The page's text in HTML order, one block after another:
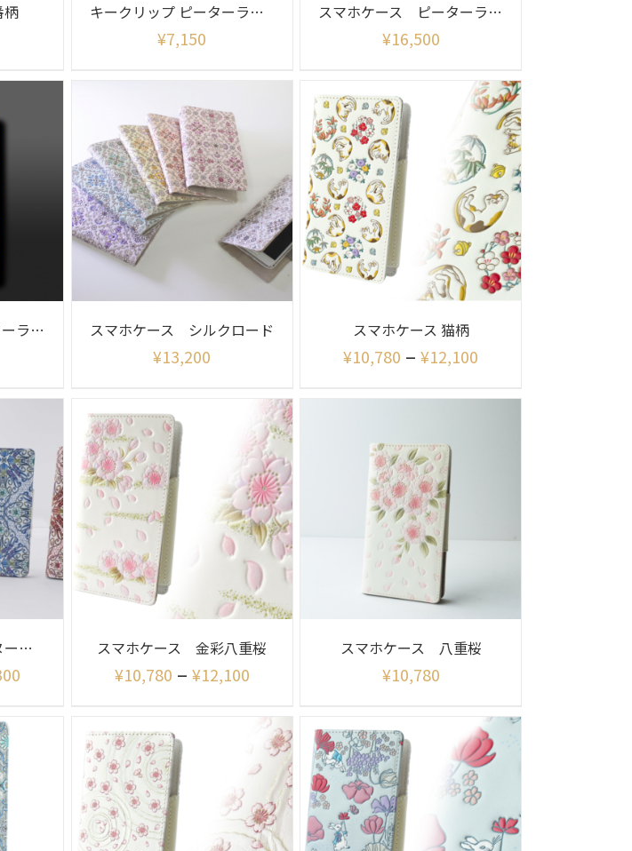
柄 キークリップ ピーターラビット
¥7,150
スマホケース ピーターラビット (フレンズ)
¥16,500
スマホケース ピーターラビット（ガーデン グリーン） スマホケース シルクロード
¥13,200
スマホケース 猫柄
¥10,780 –¥12,100
スマホケース アールヌーボー柄 スマホケース 金彩八重桜
¥10,780 – ¥12,100
スマホケース 八重桜
¥10,780